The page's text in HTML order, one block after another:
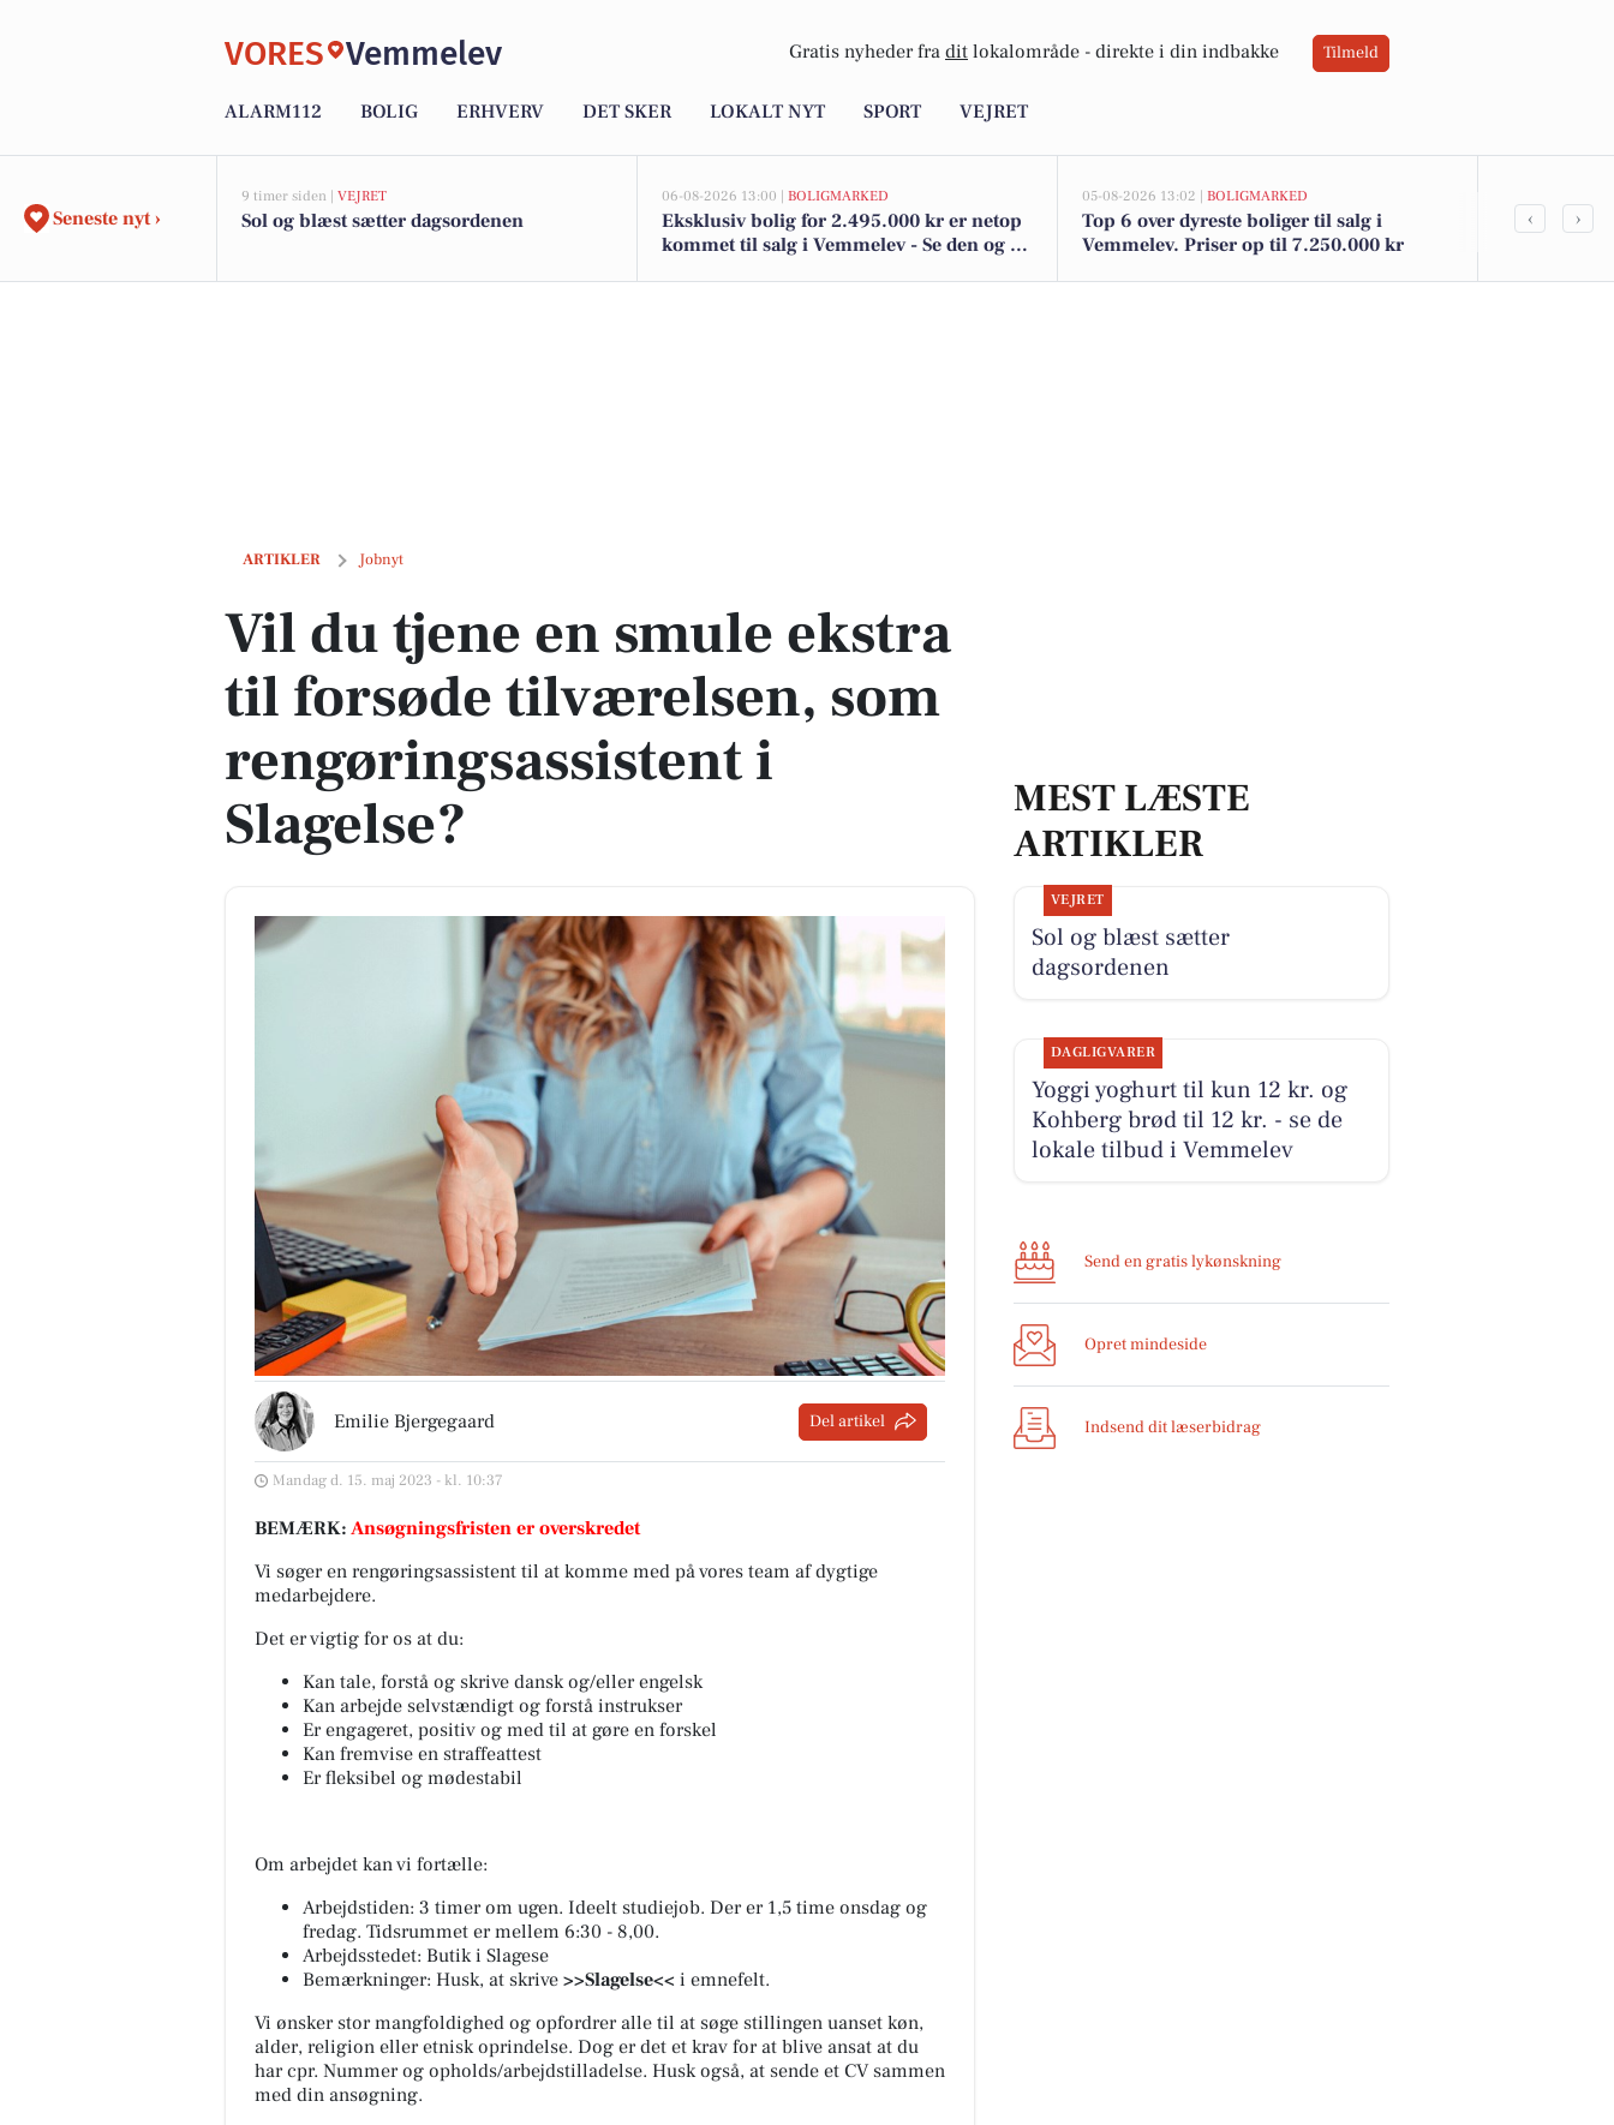
VORES Vemmelev Gratis nyheder fra dit lokalområde - direkte i din indbakke Tilmeld
ALARM112 BOLIG ERHVERV DET SKER LOKALT NYT SPORT VEJRET
Seneste nyt ›
9 timer siden | VEJRET
Sol og blæst sætter dagsordenen
06-08-2026 13:00 | BOLIGMARKED
Eksklusiv bolig for 2.495.000 kr er netop
kommet til salg i Vemmelev - Se den og de
05-08-2026 13:02 | BOLIGMARKED
Top 6 over dyreste boliger til salg i
Vemmelev. Priser op til 7.250.000 kr
Yoggi
‹ ›
ARTIKLER Jobnyt
Vil du tjene en smule ekstra til forsøde tilværelsen, som rengøringsassistent i Slagelse?
Vil du tjene en smule ekstra
til forsøde tilværelsen, som
rengøringsassistent i
Slagelse?
Emilie Bjergegaard Del artikel
Mandag d. 15. maj 2023 - kl. 10:37
BEMÆRK: Ansøgningsfristen er overskredet
Vi søger en rengøringsassistent til at komme med på vores team af dygtige
medarbejdere.
Det er vigtig for os at du:
Kan tale, forstå og skrive dansk og/eller engelsk
Kan arbejde selvstændigt og forstå instrukser
Er engageret, positiv og med til at gøre en forskel
Kan fremvise en straffeattest
Er fleksibel og mødestabil
Om arbejdet kan vi fortælle:
Arbejdstiden: 3 timer om ugen. Ideelt studiejob. Der er 1,5 time onsdag og
fredag. Tidsrummet er mellem 6:30 - 8,00.
Arbejdsstedet: Butik i Slagese
Bemærkninger: Husk, at skrive >>Slagelse<< i emnefelt.
Vi ønsker stor mangfoldighed og opfordrer alle til at søge stillingen uanset køn,
alder, religion eller etnisk oprindelse. Dog er det et krav for at blive ansat at du
har cpr. Nummer og opholds/arbejdstilladelse. Husk også, at sende et CV sammen
med din ansøgning.
MEST LÆSTE
ARTIKLER
VEJRET
Sol og blæst sætter
dagsordenen
DAGLIGVARER
Yoggi yoghurt til kun 12 kr. og
Kohberg brød til 12 kr. - se de
lokale tilbud i Vemmelev
Send en gratis lykønskning
Opret mindeside
Indsend dit læserbidrag